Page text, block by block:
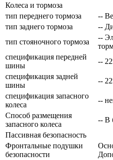
Колеса и тормоза
тип переднего тормоза
--
тип заднего тормоза
--
тип стояночного тормоза
--
спецификация передней
шины
--
спецификация задней
шины
--
спецификация запасного
колеса
--
Способ размещения
запасного колеса
-- В
Пассивная безопасность
Фронтальные подушки
безопасности